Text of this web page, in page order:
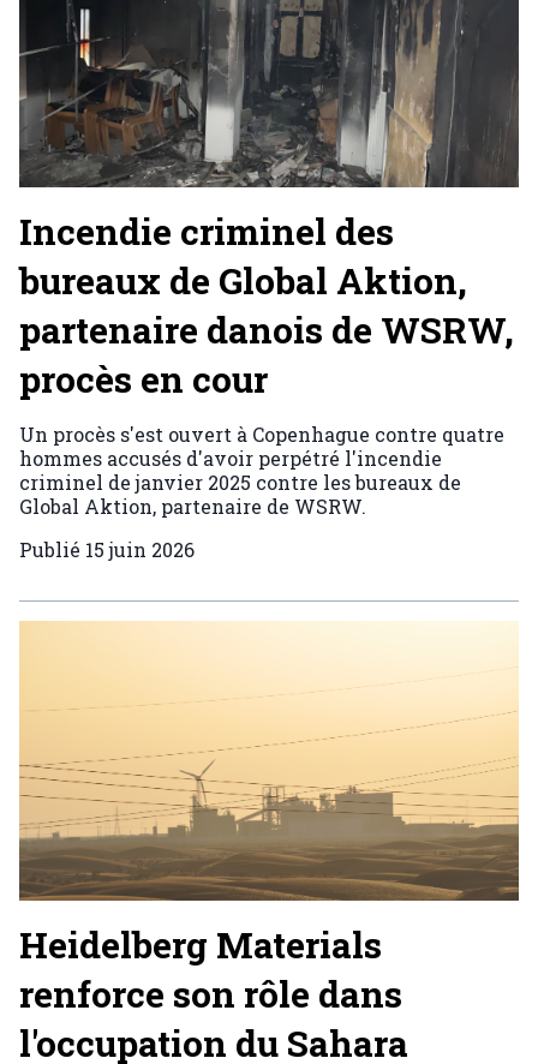
Incendie criminel des
bureaux de Global Aktion,
partenaire danois de WSRW,
procès en cour
Un procès s'est ouvert à Copenhague contre quatre
hommes accusés d'avoir perpétré l'incendie
criminel de janvier 2025 contre les bureaux de
Global Aktion, partenaire de WSRW.
Publié 15 juin 2026
Heidelberg Materials
renforce son rôle dans
l'occupation du Sahara